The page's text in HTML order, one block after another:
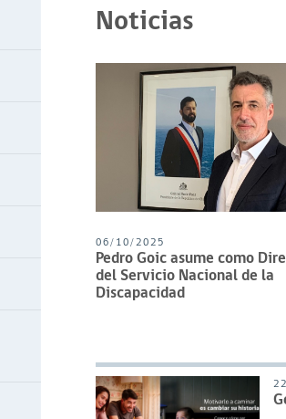
Noticias
06/10/2025
Pedro Goic asume como
del Servicio Nacional de la
Discapacidad